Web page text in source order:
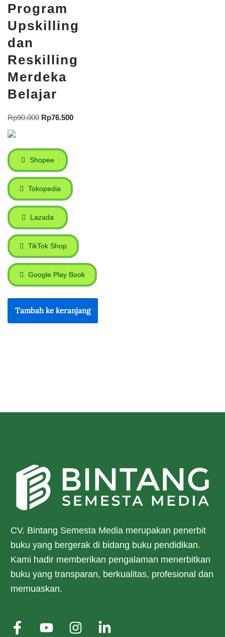
Program
Upskilling
dan
Reskilling
Merdeka
Belajar
Rp90.000 Rp76.500
Shopee
Tokopedia
Lazada
TikTok Shop
Google Play Book
Tambah ke keranjang
CV. Bintang Semesta Media merupakan penerbit
buku yang bergerak di bidang buku pendidikan.
Kami hadir memberikan pengalaman menerbitkan
buku yang transparan, berkualitas, profesional dan
memuaskan.